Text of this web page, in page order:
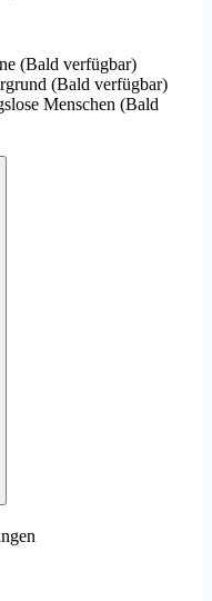
(Bald verfügbar)
(Bald verfügbar)
Menschen (Bald